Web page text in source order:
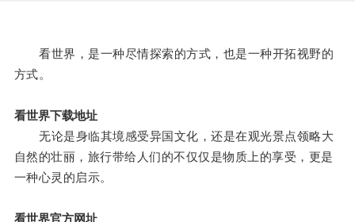
看世界，是一种尽情探索的方式，也是一种开拓视野的
方式。
看世界下载地址
无论是身临其境感受异国文化，还是在观光景点领略大
自然的壮丽，旅行带给人们的不仅仅是物质上的享受，更是
一种心灵的启示。
看世界官方网址